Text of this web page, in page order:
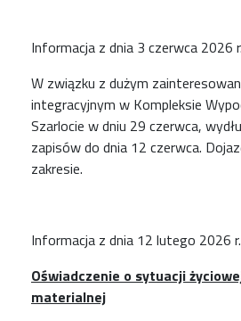
Informacja z dnia 3 czerwca 2026 r.
W związku z dużym
integracyjnym w Kompleksie
Szarlocie w dniu 29 czerwca,
zapisów do dnia 12 czerwca.
zakresie.
Informacja z dnia 12 lutego 2026 r.
Oświadczenie o sytuacji
materialnej